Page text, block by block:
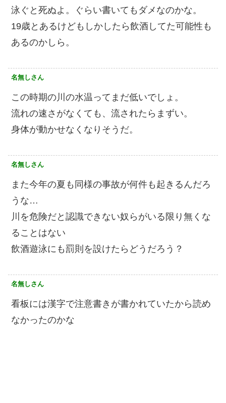
泳ぐと死ぬよ。ぐらい書いてもダメなのかな。
19歳とあるけどもしかしたら飲酒してた可能性も
あるのかしら。
名無しさん
この時期の川の水温ってまだ低いでしょ。
流れの速さがなくても、流されたらまずい。
身体が動かせなくなりそうだ。
名無しさん
また今年の夏も同様の事故が何件も起きるんだろ
うな…
川を危険だと認識できない奴らがいる限り無くな
ることはない
飲酒遊泳にも罰則を設けたらどうだろう？
名無しさん
看板には漢字で注意書きが書かれていたから読め
なかったのかな